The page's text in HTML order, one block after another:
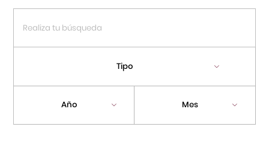
Centro Cultural Peruano Japonés
Tipo
Año Mes